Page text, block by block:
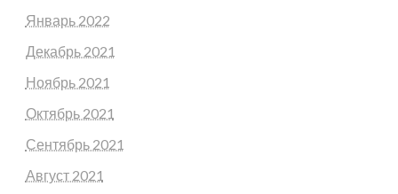
Январь 2022
Декабрь 2021
Ноябрь 2021
Октябрь 2021
Сентябрь 2021
Август 2021